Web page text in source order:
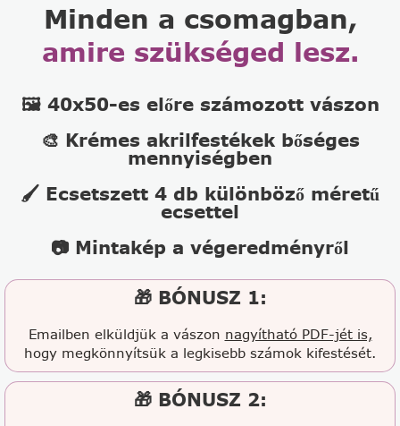
Minden a csomagban,
amire szükséged lesz.
🖼️ 40x50-es előre számozott vászon
🎨 Krémes akrilfestékek bőséges
mennyiségben
🖌️ Ecsetszett 4 db különböző méretű
ecsettel
📷 Mintakép a végeredményről
🎁 BÓNUSZ 1:
Emailben elküldjük a vászon nagyítható PDF-jét is,
hogy megkönnyítsük a legkisebb számok kifestését.
🎁 BÓNUSZ 2: